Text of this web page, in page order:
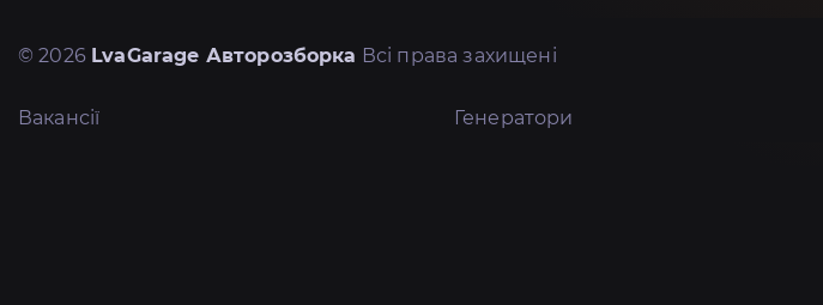
© 2026 LvaGarage Авторозборка Всі права захищені
Вакансії Генератори